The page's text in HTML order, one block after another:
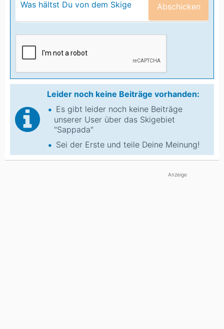
Abschicken
Leider noch keine Beiträge vorhanden:
Es gibt leider noch keine Beiträge
unserer User über das Skigebiet
"Sappada"
Sei der Erste und teile Deine Meinung!
Anzeige